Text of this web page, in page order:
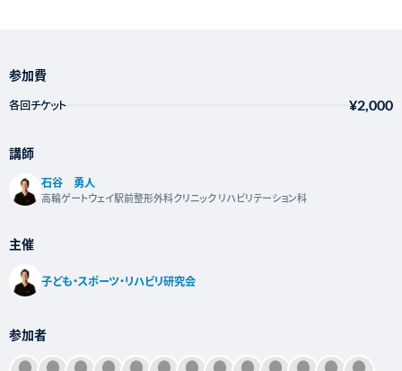
参加費
各回チケット ¥2,000
講師
石谷 勇人
高輪ゲートウェイ駅前整形外科クリニック リハビリテーション科
主催
子ども・スポーツ・リハビリ研究会
参加者